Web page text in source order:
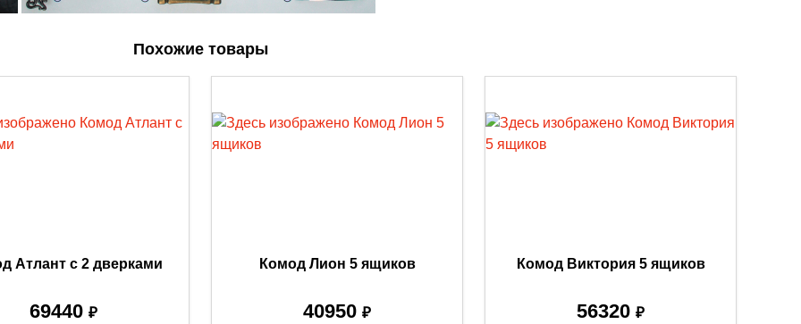
Похожие товары
Атлант с 2 дверками
69440 ₽
Комод Лион 5 ящиков
40950 ₽
Комод Виктория 5 ящиков
56320 ₽